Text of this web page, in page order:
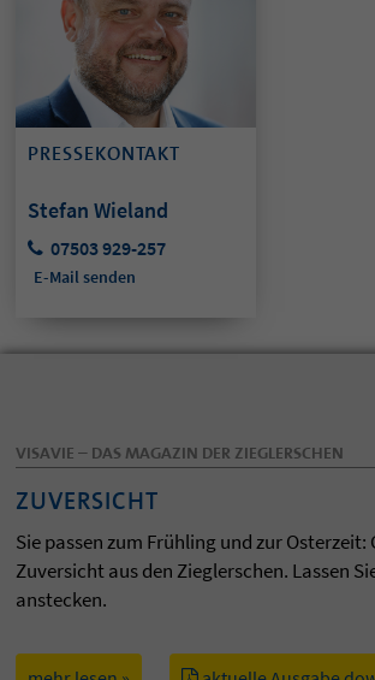
PRESSEKONTAKT
Stefan Wieland
07503 929-257
E-Mail senden
VISAVIE – DAS MAGAZIN DER ZIEGLERSCHEN
ZUVERSICHT
Sie passen zum Frühling und zur Osterzeit:
Zuversicht aus den Zieglerschen. Lassen
anstecken.